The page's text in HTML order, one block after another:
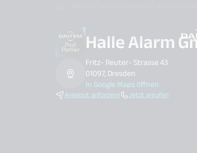
search.label
Halle Alarm
Fritz- Reuter- Strasse 43
01097, Dresden
In Google Maps öffnen
Angebot anfordern Jetzt anrufen